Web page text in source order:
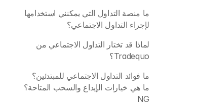
لإجراء التداول الاجتماعي؟
Tradequo؟
ما فوائد التداول الاجتماعي للمبتدئين؟
NG